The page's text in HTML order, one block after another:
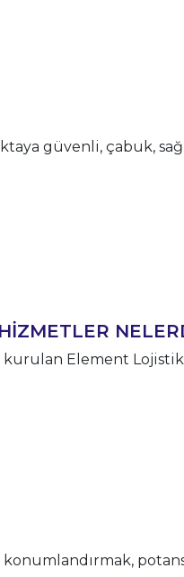
güvenli, çabuk,
kurulan Element
konumlandırmak,